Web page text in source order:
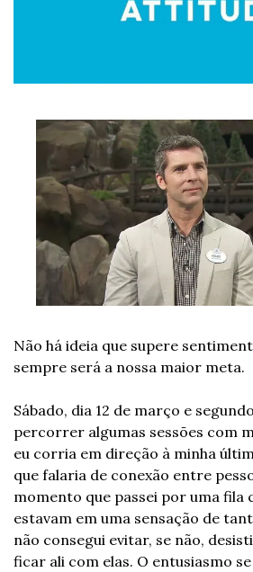
Não há ideia que supere
sempre será a nossa maior meta.
Sábado, dia 12 de março e
percorrer algumas sessões com
eu corria em direção à minha
que falaria de conexão entre
momento que passei por uma fila
estavam em uma sensação de
não consegui evitar, se não,